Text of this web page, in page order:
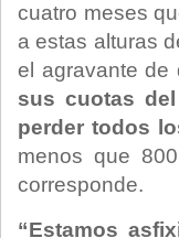
cuatro meses
a estas alturas
el agravante de
sus cuotas
perder todos
menos que
corresponde.
“Estamos